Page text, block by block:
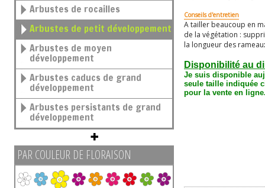
Arbustes de rocailles
Arbustes de petit développement
Arbustes de moyen
développement
Arbustes caducs de grand
développement
Arbustes persistants de grand
développement
PAR COULEUR DE FLORAISON
Conseils d'entretien
A tailler beaucoup en
de la végétation :
la longueur des
Disponibilité au
Je suis disponible
seule taille indiquée
pour la vente en